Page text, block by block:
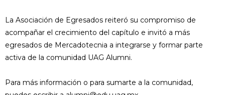
La Asociación de Egresados reiteró su compromiso de
acompañar el crecimiento del capítulo e invitó a más
egresados de Mercadotecnia a integrarse y formar parte
activa de la comunidad UAG Alumni.
Para más información o para sumarte a la comunidad,